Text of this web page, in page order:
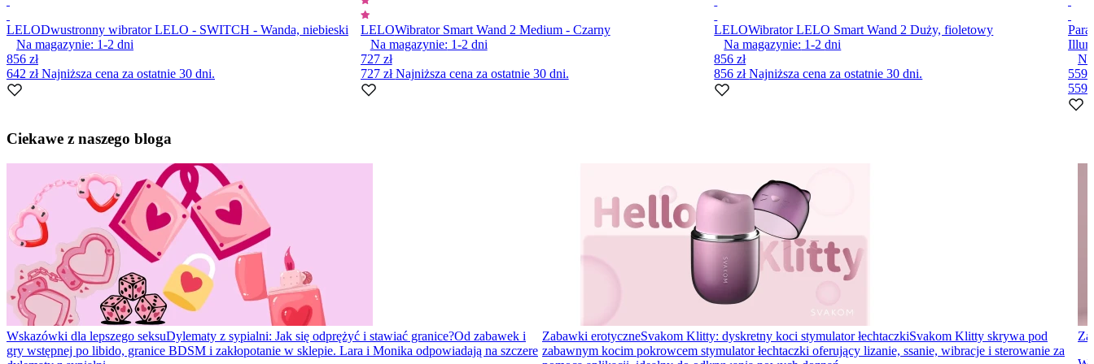
LELODwustronny wibrator LELO - SWITCH - Wanda, niebieski
Na magazynie: 1-2 dni
856 zł
642 złNajniższa cena za ostatnie 30 dni.
LELOWibrator Smart Wand 2 Medium - Czarny
Na magazynie: 1-2 dni
727 zł
727 złNajniższa cena za ostatnie 30 dni.
LELOWibrator LELO Smart Wand 2 Duży, fioletowy
Na magazynie: 1-2dni
856 zł
856 złNajniższa cena za ostatnie 30 dni.
559
559
1
10
Ciekawe z naszego bloga
Wskazówki dla lepszego seksuDylematy z sypialni: Jak się odprężyć i stawiać granice?Od zabawek i
gry wstępnej po libido, granice BDSM i zakłopotanie w sklepie. Lara i Monika odpowiadają na szczere
Zabawki erotyczneSvakom Klitty: dyskretny koci stymulator łechtaczkiSvakom Klitty skrywa pod
zabawnym kocim pokrowcem stymulator łechtaczki oferujący lizanie, ssanie, wibracje i sterowanie za